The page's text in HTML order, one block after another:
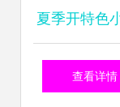
夏季开特色
如何正确选
查看详情